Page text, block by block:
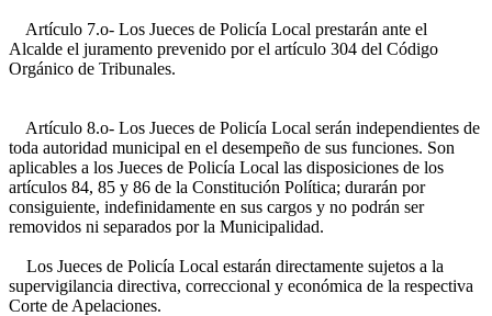
Artículo 7.o- Los Jueces de Policía Local prestarán ante el
Alcalde el juramento prevenido por el artículo 304 del Código
Orgánico de Tribunales.
Artículo 8.o- Los Jueces de Policía Local serán independientes de
toda autoridad municipal en el desempeño de sus funciones. Son
aplicables a los Jueces de Policía Local las disposiciones de los
artículos 84, 85 y 86 de la Constitución Política; durarán por
consiguiente, indefinidamente en sus cargos y no podrán ser
removidos ni separados por la Municipalidad.
Los Jueces de Policía Local estarán directamente sujetos a la
supervigilancia directiva, correccional y económica de la respectiva
Corte de Apelaciones.